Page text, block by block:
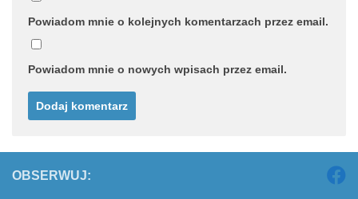
Powiadom mnie o kolejnych komentarzach przez email.
Powiadom mnie o nowych wpisach przez email.
OBSERWUJ: